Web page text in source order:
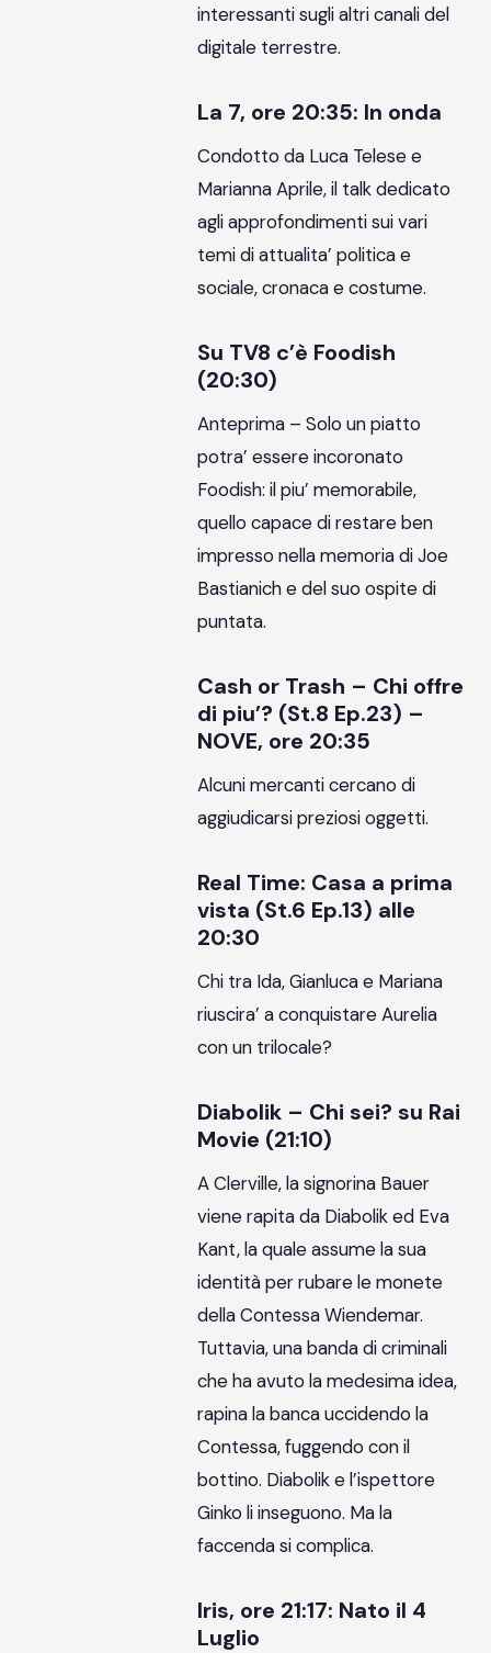
interessanti sugli altri canali del
digitale terrestre.
La 7, ore 20:35: In onda
Condotto da Luca Telese e
Marianna Aprile, il talk dedicato
agli approfondimenti sui vari
temi di attualita’ politica e
sociale, cronaca e costume.
Su TV8 c’è Foodish
(20:30)
Anteprima – Solo un piatto
potra’ essere incoronato
Foodish: il piu’ memorabile,
quello capace di restare ben
impresso nella memoria di Joe
Bastianich e del suo ospite di
puntata.
Cash or Trash – Chi offre
di piu’? (St.8 Ep.23) –
NOVE, ore 20:35
Alcuni mercanti cercano di
aggiudicarsi preziosi oggetti.
Real Time: Casa a prima
vista (St.6 Ep.13) alle
20:30
Chi tra Ida, Gianluca e Mariana
riuscira’ a conquistare Aurelia
con un trilocale?
Diabolik – Chi sei? su Rai
Movie (21:10)
A Clerville, la signorina Bauer
viene rapita da Diabolik ed Eva
Kant, la quale assume la sua
identità per rubare le monete
della Contessa Wiendemar.
Tuttavia, una banda di criminali
che ha avuto la medesima idea,
rapina la banca uccidendo la
Contessa, fuggendo con il
bottino. Diabolik e l’ispettore
Ginko li inseguono. Ma la
faccenda si complica.
Iris, ore 21:17: Nato il 4
Luglio